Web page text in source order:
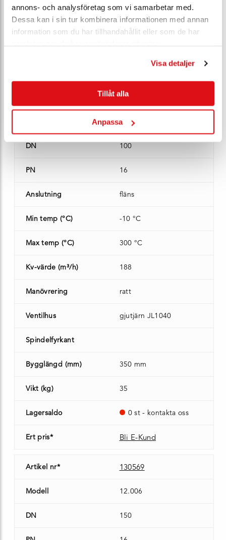
annons- och analysföretag som vi samarbetar med.
Dessa kan i sin tur kombinera informationen med annan
information som du har tillhandahållit eller som de har
Visa detaljer
Tillåt alla
Anpassa
Vikt (kg) 24,5
Bli E-Kund
115205
12.006
DN 100
PN 16
Anslutning fläns
Min temp (°C) -10 °C
Max temp (°C) 300 °C
Kv-värde (m³/h) 188
Manövrering ratt
Ventilhus gjutjärn JL1040
Spindelfyrkant
Bygglängd (mm) 350 mm
Vikt (kg) 35
Lagersaldo 0 st - kontakta oss
Ert pris* Bli E-Kund
Artikel nr* 130569
Modell 12.006
DN 150